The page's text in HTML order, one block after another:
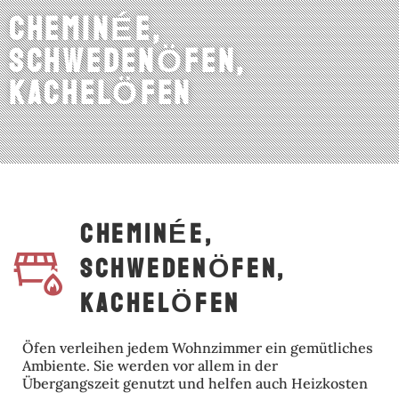
CheminÉe,
SchwedenÖfen,
KachelÖfen
CheminÉe,
SchwedenÖfen,
KachelÖfen
Öfen verleihen jedem Wohnzimmer ein gemütliches
Ambiente. Sie werden vor allem in der
Übergangszeit genutzt und helfen auch Heizkosten